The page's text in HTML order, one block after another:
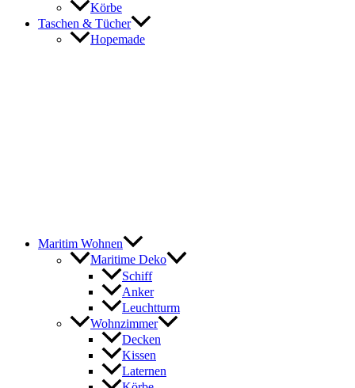
Körbe
Taschen & Tücher
Hopemade
Maritim Wohnen
Maritime Deko
Schiff
Anker
Leuchtturm
Wohnzimmer
Decken
Kissen
Laternen